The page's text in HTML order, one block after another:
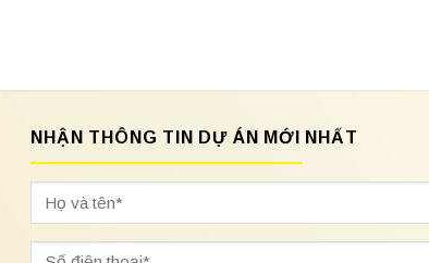
NHẬN THÔNG TIN DỰ ÁN MỚI NHẤT